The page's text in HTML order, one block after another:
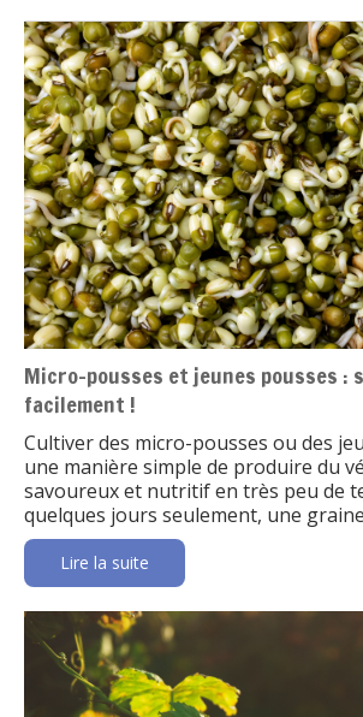
Micro-pousses et jeunes pousses :
facilement !
Cultiver des micro-pousses ou des
une manière simple de produire du
savoureux et nutritif en très peu de
quelques jours seulement, une
Lire la suite